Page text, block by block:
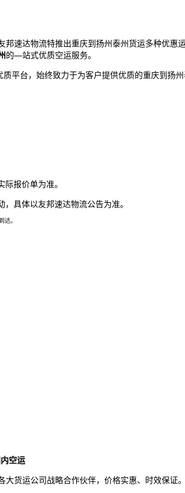
邦速达物流特推出重庆到扬州泰州货运多种优惠
的—站式优质空运服务。
质平台，始终致力于为客户提供优质的重庆到扬
报价单为准。
具体以友邦速达物流公告为准。
。
空运
货运公司战略合作伙伴，价格实惠、时效保证。